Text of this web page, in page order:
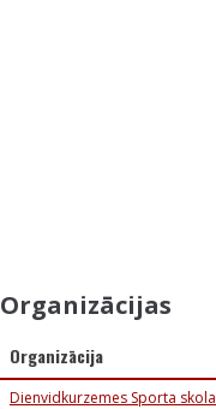
Organizācijas
Organizācija
Dienvidkurzemes Sporta skola